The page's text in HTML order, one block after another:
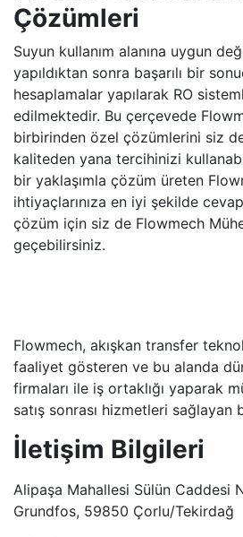
Çözümleri
Suyun kullanım alanına uygun
yapıldıktan sonra başarılı bir
hesaplamalar yapılarak RO
edilmektedir. Bu çerçevede
birbirinden özel çözümlerini siz
kaliteden yana tercihinizi
bir yaklaşımla çözüm üreten
ihtiyaçlarınıza en iyi şekilde
çözüm için siz de Flowmech
geçebilirsiniz.
Flowmech, akışkan transfer
faaliyet gösteren ve bu alanda
firmaları ile iş ortaklığı yaparak
satış sonrası hizmetleri sağlayan
İletişim Bilgileri
Alipaşa Mahallesi Sülün Caddesi
Grundfos, 59850 Çorlu/Tekirdağ